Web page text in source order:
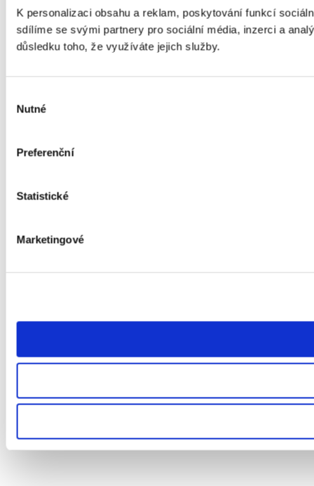
K personalizaci obsahu a reklam, poskytování funkcí
sdílíme se svými partnery pro sociální média, inzerci a
důsledku toho, že využíváte jejich služby.
souhlasu
Nutné
Preferenční
Statistické
Marketingové